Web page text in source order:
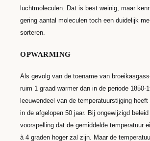
luchtmoleculen. Dat is best weinig, maar
gering aantal moleculen toch een duidelijk
sorteren.
OPWARMING
Als gevolg van de toename van
ruim 1 graad warmer dan in de periode 1850-
leeuwendeel van de temperatuurstijging
in de afgelopen 50 jaar. Bij ongewijzigd
voorspelling dat de gemiddelde temperatuur
à 4 graden hoger zal zijn. Maar de